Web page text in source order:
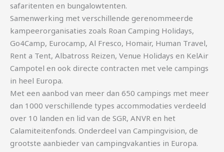
safaritenten en bungalowtenten.
Samenwerking met verschillende gerenommeerde
kampeerorganisaties zoals Roan Camping Holidays,
Go4Camp, Eurocamp, Al Fresco, Homair, Human Travel,
Rent a Tent, Albatross Reizen, Venue Holidays en KelAir
Campotel en ook directe contracten met vele campings
in heel Europa.
Met een aanbod van meer dan 650 campings met meer
dan 1000 verschillende types accommodaties verdeeld
over 10 landen en lid van de SGR, ANVR en het
Calamiteitenfonds. Onderdeel van Campingvision, de
grootste aanbieder van campingvakanties in Europa.